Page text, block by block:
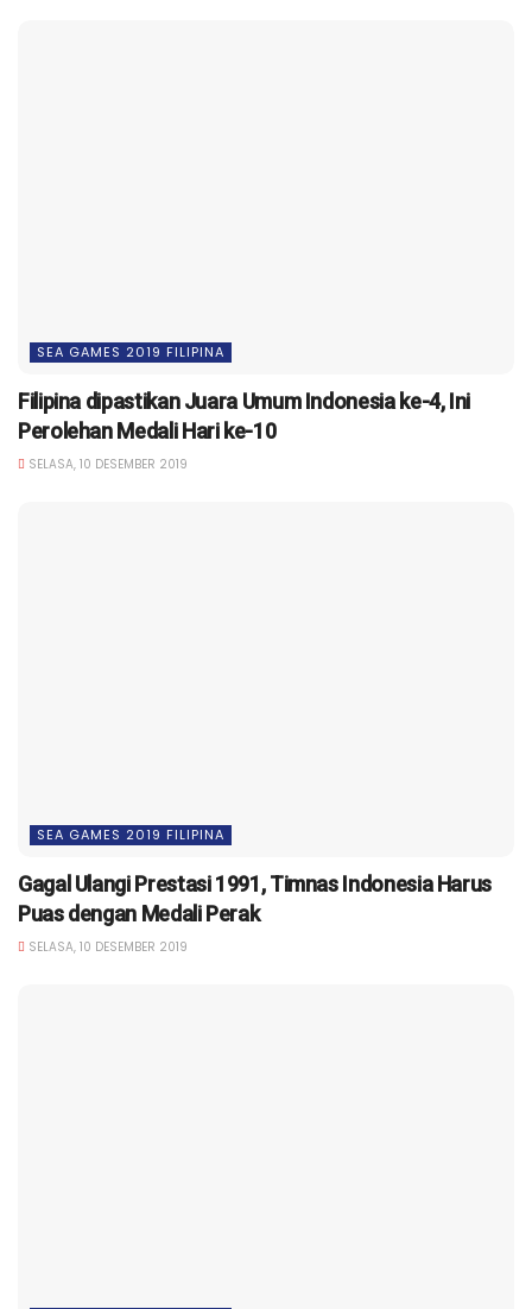
SEA GAMES 2019 FILIPINA
Filipina dipastikan Juara Umum Indonesia ke-4, Ini
Perolehan Medali Hari ke-10
SELASA, 10 DESEMBER 2019
SEA GAMES 2019 FILIPINA
Gagal Ulangi Prestasi 1991, Timnas Indonesia Harus
Puas dengan Medali Perak
SELASA, 10 DESEMBER 2019